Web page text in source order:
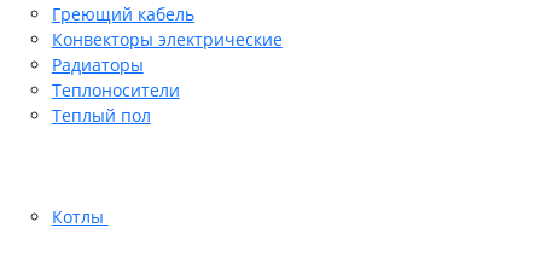
Греющий кабель
Конвекторы электрические
Радиаторы
Теплоносители
Теплый пол
Котлы